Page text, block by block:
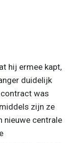
hij ermee kapt,
duidelijk
was
zijn ze
nieuwe centrale